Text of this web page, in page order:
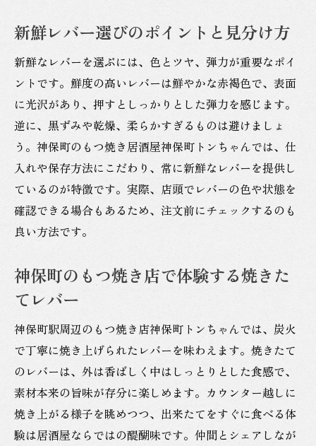
新鮮レバー選びのポイントと見分け方
新鮮なレバーを選ぶには、色とツヤ、弾力が重要なポイ
ントです。鮮度の高いレバーは鮮やかな赤褐色で、表面
に光沢があり、押すとしっかりとした弾力を感じます。
逆に、黒ずみや乾燥、柔らかすぎるものは避けましょ
う。神保町のもつ焼き居酒屋神保町トンちゃんでは、仕
入れや保存方法にこだわり、常に新鮮なレバーを提供し
ているのが特徴です。実際、店頭でレバーの色や状態を
確認できる場合もあるため、注文前にチェックするのも
良い方法です。
神保町のもつ焼き店で体験する焼きた
てレバー
神保町駅周辺のもつ焼き店神保町トンちゃんでは、炭火
で丁寧に焼き上げられたレバーを味わえます。焼きたて
のレバーは、外は香ばしく中はしっとりとした食感で、
素材本来の旨味が存分に楽しめます。カウンター越しに
焼き上がる様子を眺めつつ、出来たてをすぐに食べる体
験は居酒屋ならではの醍醐味です。仲間とシェアしなが